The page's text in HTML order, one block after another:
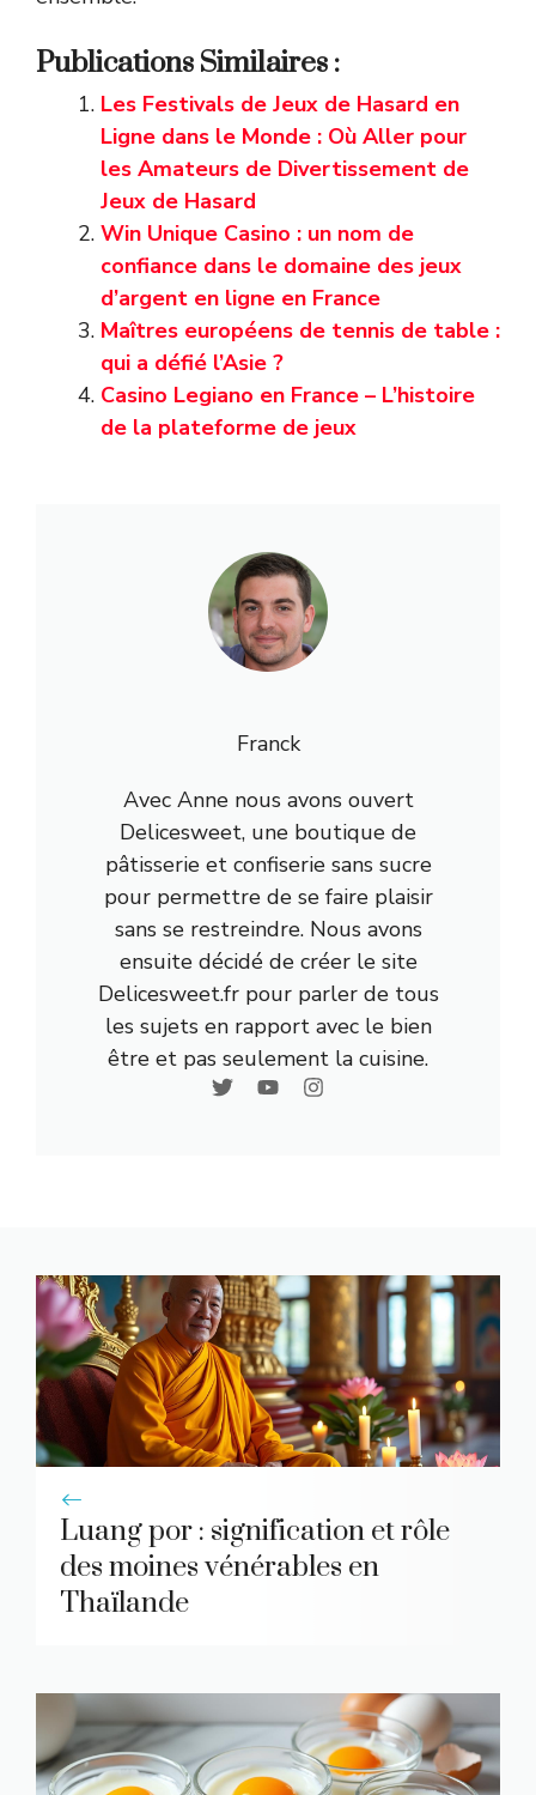
Publications Similaires :
Les Festivals de Jeux de Hasard en
Ligne dans le Monde : Où Aller pour
les Amateurs de Divertissement de
Jeux de Hasard
Win Unique Casino : un nom de
confiance dans le domaine des jeux
d’argent en ligne en France
Maîtres européens de tennis de table :
qui a défié l’Asie ?
Casino Legiano en France – L’histoire
de la plateforme de jeux
Franck
Avec Anne nous avons ouvert
Delicesweet, une boutique de
pâtisserie et confiserie sans sucre
pour permettre de se faire plaisir
sans se restreindre. Nous avons
ensuite décidé de créer le site
Delicesweet.fr pour parler de tous
les sujets en rapport avec le bien
être et pas seulement la cuisine.
Luang por : signification et rôle
des moines vénérables en
Thaïlande